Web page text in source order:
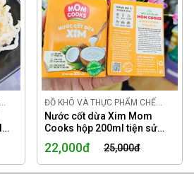
ĐỒ KHÔ VÀ THỰC PHẨM CHẾ
BIẾN TRONG NƯỚC
Nước cốt dừa Xim Mom
Cooks hộp 200ml tiện sử
22,000đ 25,000đ